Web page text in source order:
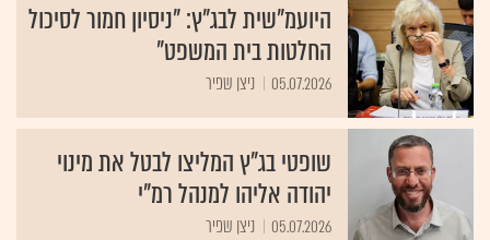
היועמ"שית לבג"ץ: "ניסיון חמור לסיכול
החלטות בית המשפט"
05.07.2026 ניצן שפיר
שופטי בג"ץ המליצו לבטל את מינוי
יהודה אליהו למנהל רמ"י
05.07.2026 ניצן שפיר